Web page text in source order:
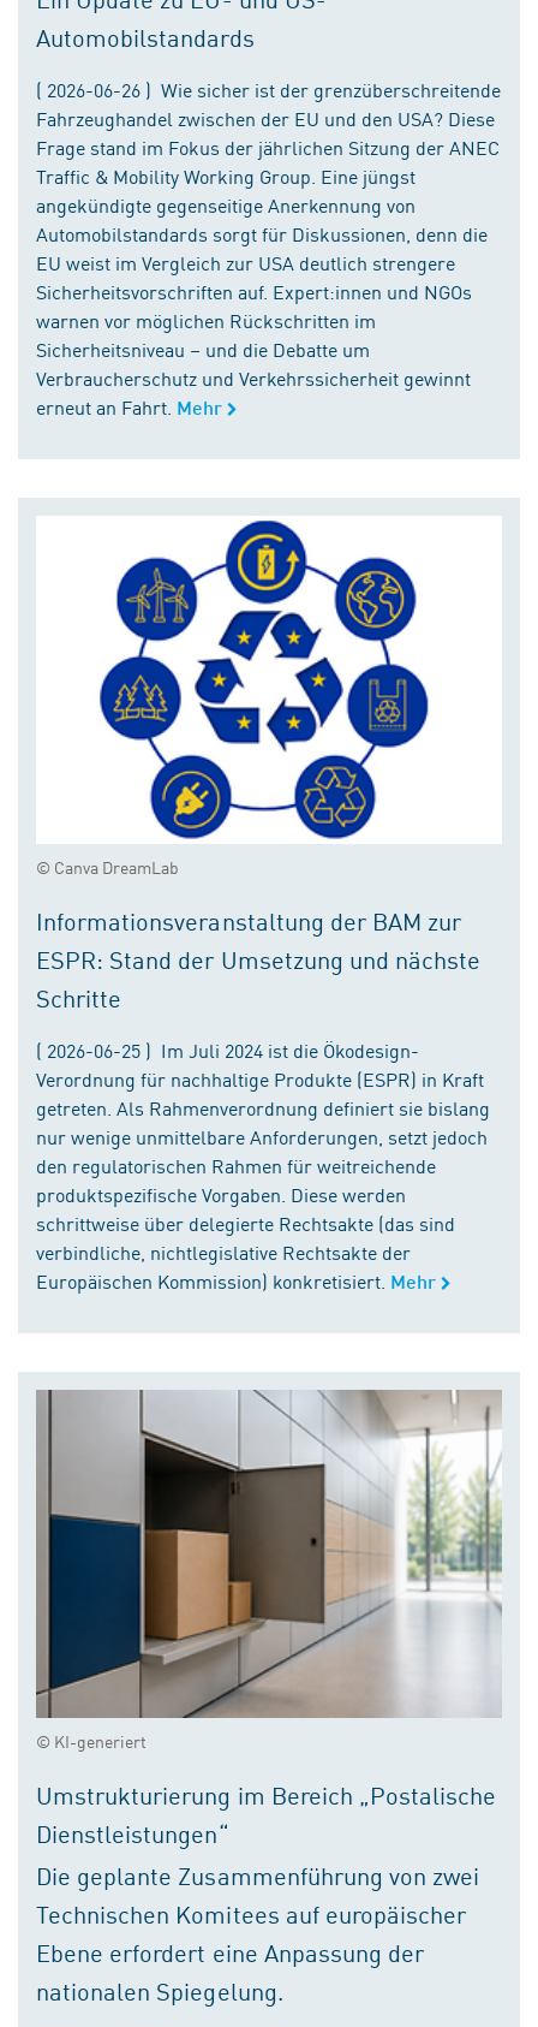
Automobilstandards
( 2026-06-26 ) Wie sicher ist der grenzüberschreitende
Fahrzeughandel zwischen der EU und den USA? Diese
Frage stand im Fokus der jährlichen Sitzung der ANEC
Traffic & Mobility Working Group. Eine jüngst
angekündigte gegenseitige Anerkennung von
Automobilstandards sorgt für Diskussionen, denn die
EU weist im Vergleich zur USA deutlich strengere
Sicherheitsvorschriften auf. Expert:innen und NGOs
warnen vor möglichen Rückschritten im
Sicherheitsniveau – und die Debatte um
Verbraucherschutz und Verkehrssicherheit gewinnt
erneut an Fahrt. Mehr
© Canva DreamLab
Informationsveranstaltung der BAM zur
ESPR: Stand der Umsetzung und nächste
Schritte
( 2026-06-25 ) Im Juli 2024 ist die Ökodesign-
Verordnung für nachhaltige Produkte (ESPR) in Kraft
getreten. Als Rahmenverordnung definiert sie bislang
nur wenige unmittelbare Anforderungen, setzt jedoch
den regulatorischen Rahmen für weitreichende
produktspezifische Vorgaben. Diese werden
schrittweise über delegierte Rechtsakte (das sind
verbindliche, nichtlegislative Rechtsakte der
Europäischen Kommission) konkretisiert. Mehr
© KI-generiert
Umstrukturierung im Bereich „Postalische
Dienstleistungen“
Die geplante Zusammenführung von zwei
Technischen Komitees auf europäischer
Ebene erfordert eine Anpassung der
nationalen Spiegelung.